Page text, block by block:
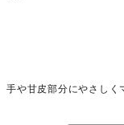
手や甘皮部分にやさしく